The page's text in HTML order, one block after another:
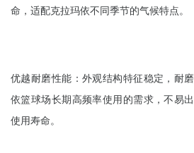
命，适配克拉玛依不同季节的气候特点。
优越耐磨性能：外观结构特征稳定，耐
依篮球场长期高频率使用的需求，不易
使用寿命。